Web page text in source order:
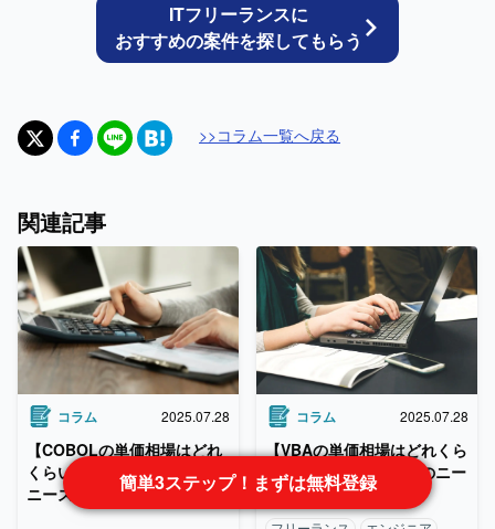
ITフリーランスに
おすすめの案件を探してもらう
>>コラム一覧へ戻る
関連記事
コラム 2025.07.28
【COBOLの単価相場はどれ
くらい】案件の特徴と今後の
ニーズの動向
コラム 2025.07.28
【VBAの単価相場はどれくら
い】案件の特徴と今後のニー
ズの動向
簡単3ステップ！まずは無料登録